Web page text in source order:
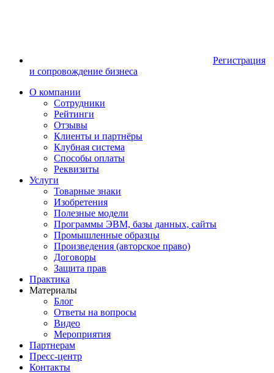
Регистрация
и сопровождение бизнеса
О компании
Сотрудники
Рейтинги
Отзывы
Клиенты и партнёры
Клубная система
Способы оплаты
Реквизиты
Услуги
Товарные знаки
Изобретения
Полезные модели
Программы ЭВМ, базы данных, сайты
Промышленные образцы
Произведения (авторское право)
Договоры
Защита прав
Практика
Материалы
Блог
Ответы на вопросы
Видео
Мероприятия
Партнерам
Пресс-центр
Контакты